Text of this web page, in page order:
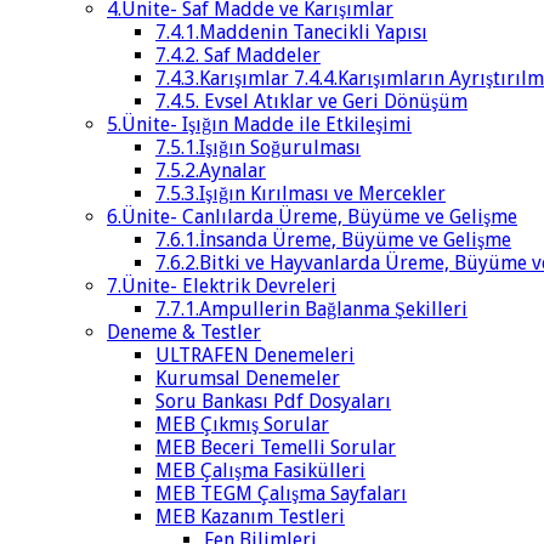
4.Ünite- Saf Madde ve Karışımlar
7.4.1.Maddenin Tanecikli Yapısı
7.4.2. Saf Maddeler
7.4.3.Karışımlar 7.4.4.Karışımların
7.4.5. Evsel Atıklar ve Geri Dönüşüm
5.Ünite- Işığın Madde ile Etkileşimi
7.5.1.Işığın Soğurulması
7.5.2.Aynalar
7.5.3.Işığın Kırılması ve Mercekler
6.Ünite- Canlılarda Üreme, Büyüme ve Gelişme
7.6.1.İnsanda Üreme, Büyüme ve Gelişme
7.6.2.Bitki ve Hayvanlarda Üreme, Büyüme
7.Ünite- Elektrik Devreleri
7.7.1.Ampullerin Bağlanma Şekilleri
Deneme & Testler
ULTRAFEN Denemeleri
Kurumsal Denemeler
Soru Bankası Pdf Dosyaları
MEB Çıkmış Sorular
MEB Beceri Temelli Sorular
MEB Çalışma Fasikülleri
MEB TEGM Çalışma Sayfaları
MEB Kazanım Testleri